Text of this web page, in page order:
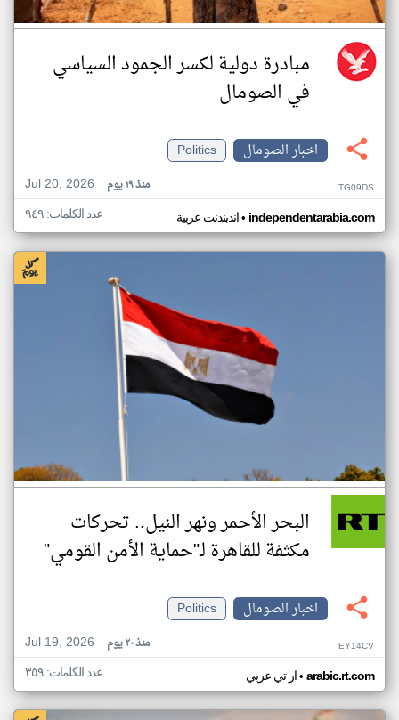
مبادرة دولية لكسر الجمود السياسي
في الصومال
اخبار الصومال
Politics
Jul 20, 2026
منذ ١٩ يوم TG09DS
اندبندنت عربية• independentarabia.com عدد الكلمات: ٩٤٩
البحر الأحمر ونهر النيل.. تحركات
مكثفة للقاهرة لـ"حماية الأمن القومي"
اخبار الصومال
Politics
Jul 19, 2026
منذ ٢٠ يوم EY14CV
ار تي عربي• arabic.rt.com عدد الكلمات: ٣٥٩